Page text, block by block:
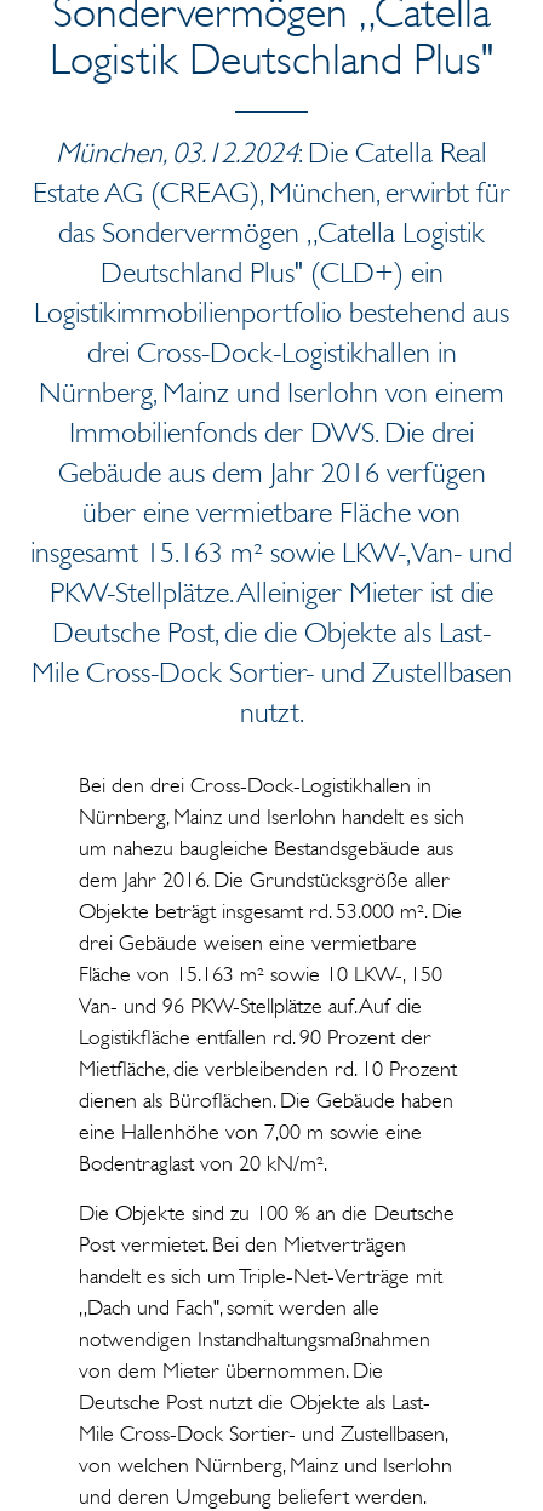
Sondervermögen „Catella
Logistik Deutschland Plus"
München, 03.12.2024: Die Catella Real
Estate AG (CREAG), München, erwirbt für
das Sondervermögen „Catella Logistik
Deutschland Plus" (CLD+) ein
Logistikimmobilienportfolio bestehend aus
drei Cross-Dock-Logistikhallen in
Nürnberg, Mainz und Iserlohn von einem
Immobilienfonds der DWS. Die drei
Gebäude aus dem Jahr 2016 verfügen
über eine vermietbare Fläche von
insgesamt 15.163 m² sowie LKW-, Van- und
PKW-Stellplätze. Alleiniger Mieter ist die
Deutsche Post, die die Objekte als Last-
Mile Cross-Dock Sortier- und Zustellbasen
nutzt.
Bei den drei Cross-Dock-Logistikhallen in
Nürnberg, Mainz und Iserlohn handelt es sich
um nahezu baugleiche Bestandsgebäude aus
dem Jahr 2016. Die Grundstücksgröße aller
Objekte beträgt insgesamt rd. 53.000 m². Die
drei Gebäude weisen eine vermietbare
Fläche von 15.163 m² sowie 10 LKW-, 150
Van- und 96 PKW-Stellplätze auf. Auf die
Logistikfläche entfallen rd. 90 Prozent der
Mietfläche, die verbleibenden rd. 10 Prozent
dienen als Büroflächen. Die Gebäude haben
eine Hallenhöhe von 7,00 m sowie eine
Bodentraglast von 20 kN/m².
Die Objekte sind zu 100 % an die Deutsche
Post vermietet. Bei den Mietverträgen
handelt es sich um Triple-Net-Verträge mit
„Dach und Fach", somit werden alle
notwendigen Instandhaltungsmaßnahmen
von dem Mieter übernommen. Die
Deutsche Post nutzt die Objekte als Last-
Mile Cross-Dock Sortier- und Zustellbasen,
von welchen Nürnberg, Mainz und Iserlohn
und deren Umgebung beliefert werden.